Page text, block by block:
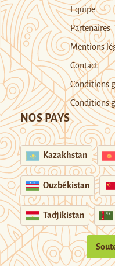
Equipe
Partenaires
Mentions
Contact
Conditions
Conditions
NOS PAYS
Kazakhstan
Ouzbékistan
Tadjikistan